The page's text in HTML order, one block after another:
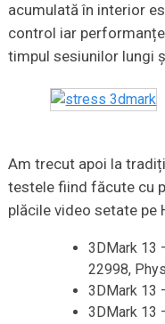
acumulată în interior
control iar
timpul sesiunilor lungi
Am trecut apoi la
testele fiind făcute cu
plăcile video setate pe
3DMark 13
22998,
3DMark 13
3DMark 13